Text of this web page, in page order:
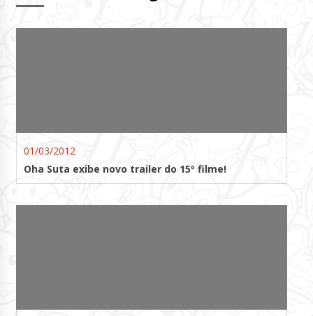
01/03/2012
Oha Suta exibe novo trailer do 15º filme!